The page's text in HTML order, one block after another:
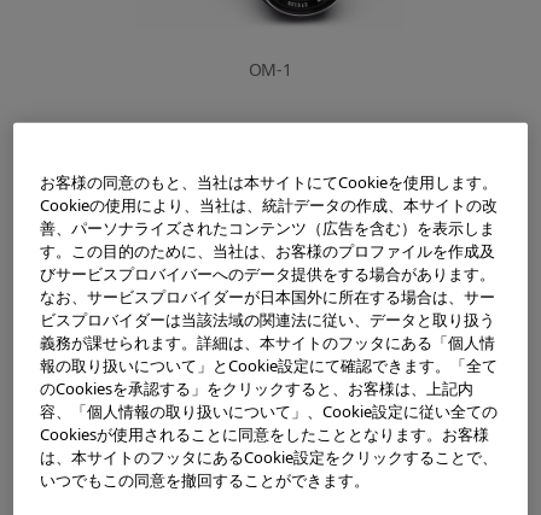
OM-1
米谷 美久（まいたに よしひさ）
お客様の同意のもと、当社は本サイトにてCookieを使用します。
Cookieの使用により、当社は、統計データの作成、本サイトの改
善、パーソナライズされたコンテンツ（広告を含む）を表示しま
す。この目的のために、当社は、お客様のプロファイルを作成及
びサービスプロバイバーへのデータ提供をする場合があります。
なお、サービスプロバイダーが日本国外に所在する場合は、サー
ビスプロバイダーは当該法域の関連法に従い、データと取り扱う
義務が課せられます。詳細は、本サイトのフッタにある「個人情
報の取り扱いについて」とCookie設定にて確認できます。「全て
のCookiesを承認する」をクリックすると、お客様は、上記内
容、「個人情報の取り扱いについて」、Cookie設定に従い全ての
Cookiesが使用されることに同意をしたこととなります。お客様
は、本サイトのフッタにあるCookie設定をクリックすることで、
いつでもこの同意を撤回することができます。